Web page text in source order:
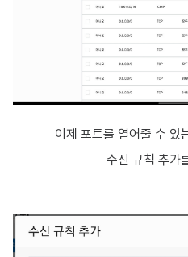
이제 포트를 열어줄 수 있
수신 규칙 추가